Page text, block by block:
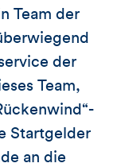
Team der
der
Team,
Startgelder
an die